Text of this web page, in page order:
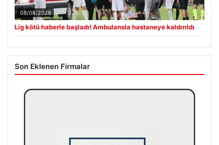
08/08/2026
Lig kötü haberle başladı! Ambulansla hastaneye kaldırıldı
Son Eklenen Firmalar